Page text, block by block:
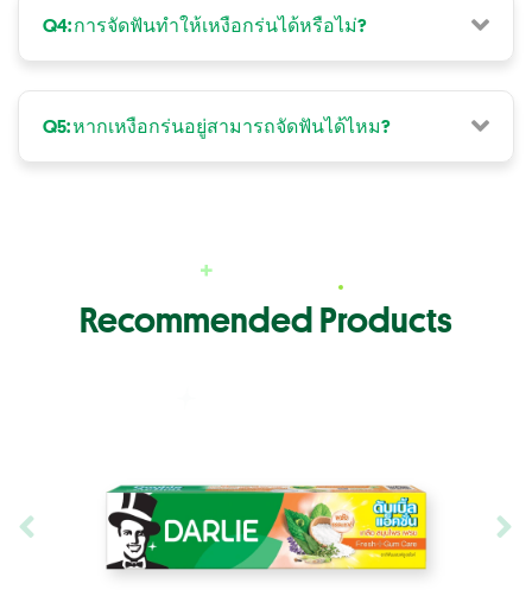
Q4: การจัดฟันทำให้เหงือกร่นได้หรือไม่?
Q5: หากเหงือกร่นอยู่สามารถจัดฟันได้ไหม?
Recommended Products